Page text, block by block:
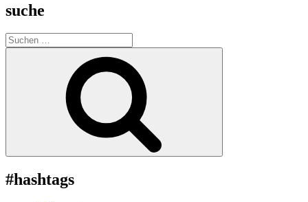
suche
Suche
nach:
#hashtags